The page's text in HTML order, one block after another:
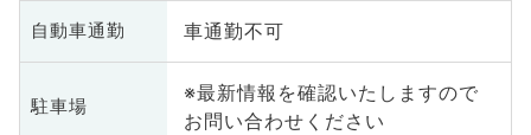
自動車通勤 車通勤不可
駐車場
※最新情報を確認いたしますので
お問い合わせください